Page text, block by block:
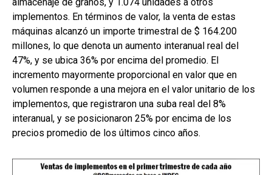
implementos. En términos de valor, la venta de estas
máquinas alcanzó un importe trimestral de $ 164.200
millones, lo que denota un aumento interanual real del
47%, y se ubica 36% por encima del promedio. El
incremento mayormente proporcional en valor que en
volumen responde a una mejora en el valor unitario de los
implementos, que registraron una suba real del 8%
interanual, y se posicionaron 25% por encima de los
precios promedio de los últimos cinco años.